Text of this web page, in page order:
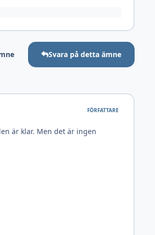
Svara på detta ämne
FÖRFATTARE
är klar. Men det är ingen